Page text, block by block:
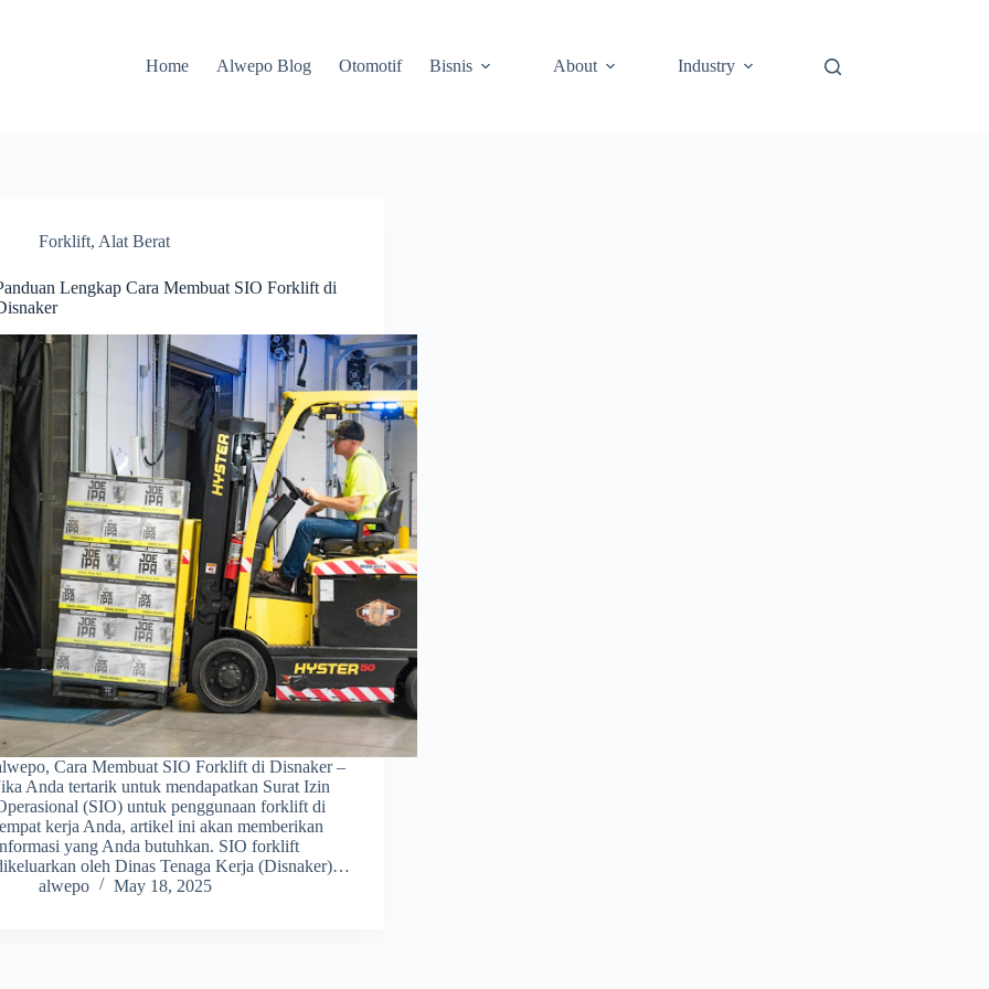
Home
Alwepo Blog Otomotif Bisnis About Industry
Forklift, Alat Berat
Lengkap Cara Membuat SIO Forklift di
Cara Membuat SIO Forklift di Disnaker –
Anda tertarik untuk mendapatkan Surat Izin
(SIO) untuk penggunaan forklift di
kerja Anda, artikel ini akan memberikan
yang Anda butuhkan. SIO forklift
oleh Dinas Tenaga Kerja (Disnaker)…
alwepo
May 18, 2025